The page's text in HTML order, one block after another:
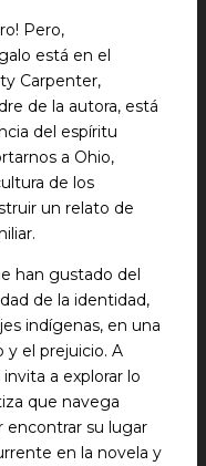
Pero,
está en el
Carpenter,
de la autora, está
del espíritu
a Ohio,
de los
un relato de
han gustado del
de la identidad,
indígenas, en una
y el prejuicio. A
invita a explorar lo
que navega
encontrar su lugar
en la novela y